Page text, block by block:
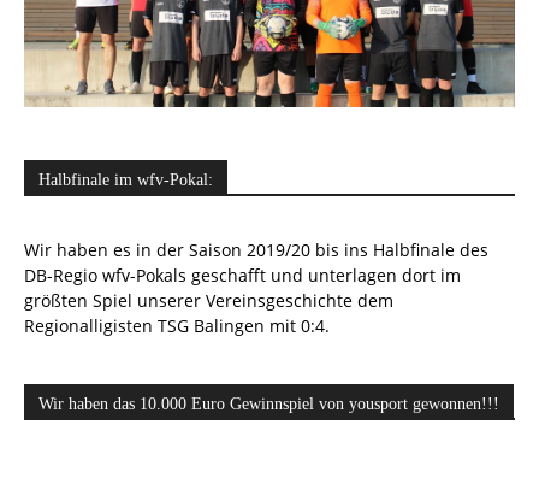
Halbfinale im wfv-Pokal:
Wir haben es in der Saison 2019/20 bis ins Halbfinale des
DB-Regio wfv-Pokals geschafft und unterlagen dort im
größten Spiel unserer Vereinsgeschichte dem
Regionalligisten TSG Balingen mit 0:4.
Wir haben das 10.000 Euro Gewinnspiel von yousport gewonnen!!!